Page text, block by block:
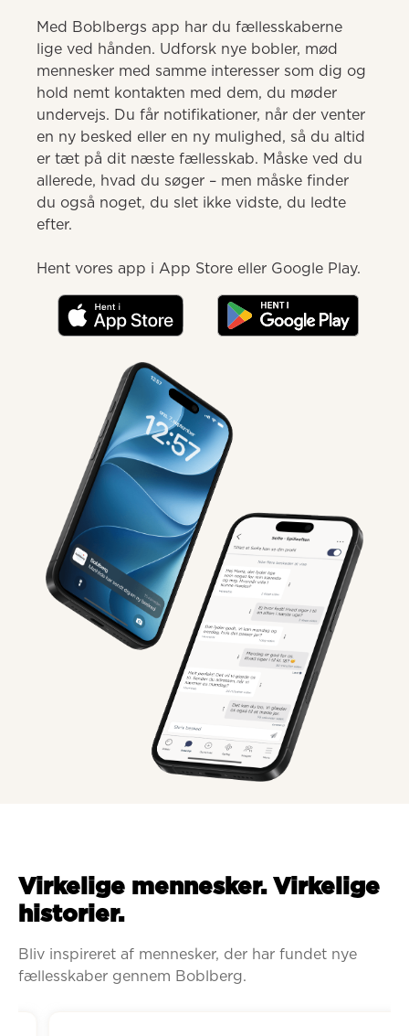
Med Boblbergs app har du fællesskaberne
lige ved hånden. Udforsk nye bobler, mød
mennesker med samme interesser som dig og
hold nemt kontakten med dem, du møder
undervejs. Du får notifikationer, når der venter
en ny besked eller en ny mulighed, så du altid
er tæt på dit næste fællesskab. Måske ved du
allerede, hvad du søger – men måske finder
du også noget, du slet ikke vidste, du ledte
efter.
Hent vores app i App Store eller Google Play.
Virkelige mennesker. Virkelige
historier.
Bliv inspireret af mennesker, der har fundet nye
fællesskaber gennem Boblberg.